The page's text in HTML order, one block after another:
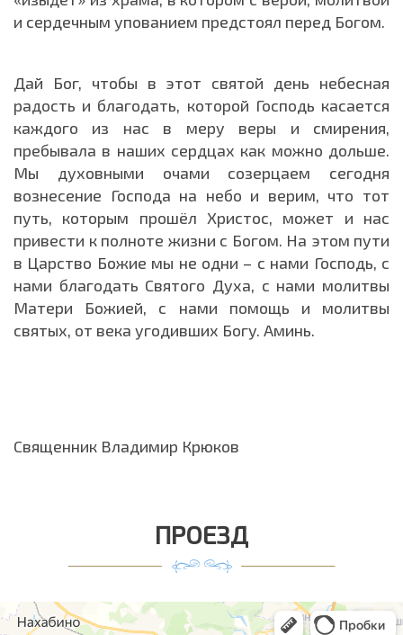
и сердечным упованием предстоял перед Богом.
Дай Бог, чтобы в этот святой день небесная
радость и благодать, которой Господь касается
каждого из нас в меру веры и смирения,
пребывала в наших сердцах как можно дольше.
Мы духовными очами созерцаем сегодня
вознесение Господа на небо и верим, что тот
путь, которым прошёл Христос, может и нас
привести к полноте жизни с Богом. На этом пути
в Царство Божие мы не одни – с нами Господь, с
нами благодать Святого Духа, с нами молитвы
Матери Божией, с нами помощь и молитвы
святых, от века угодивших Богу. Аминь.
Священник Владимир Крюков
ПРОЕЗД